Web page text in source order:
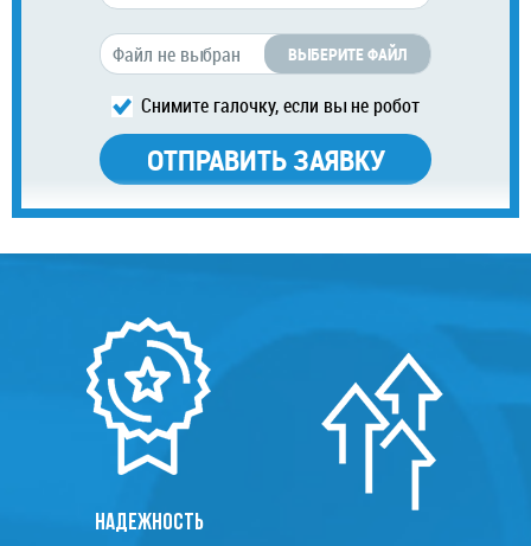
ВЫБЕРИТЕ ФАЙЛ
Снимите галочку, если вы не робот
НАДЕЖНОСТЬ